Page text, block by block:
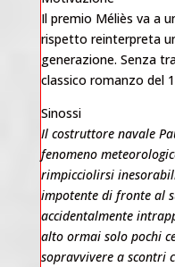
Il premio Méliès va a
rispetto reinterpreta
generazione. Senza
classico romanzo del
Sinossi
Il costruttore navale
fenomeno
rimpicciolirsi
impotente di fronte al
accidentalmente
alto ormai solo pochi
sopravvivere a scontri